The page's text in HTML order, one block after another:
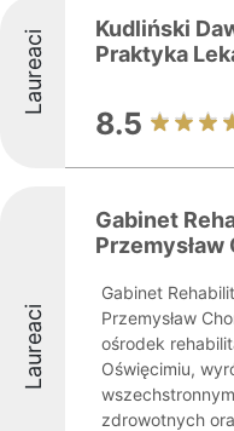
Laureaci
Kudliński
Praktyka
8.5
Laureaci
Gabinet
Gabinet
Przemysław
ośrodek
Oświęcimiu,
zdrowotnych